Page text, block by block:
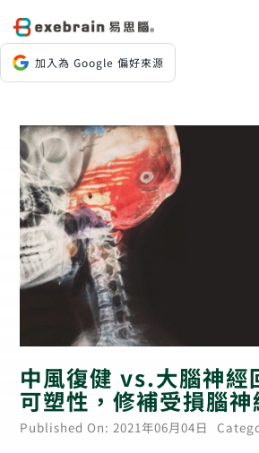
content加入為 Google 偏好來源
中風復健 vs.大腦神經
可塑性，修補受損腦神
Published On: 2021年06月04日